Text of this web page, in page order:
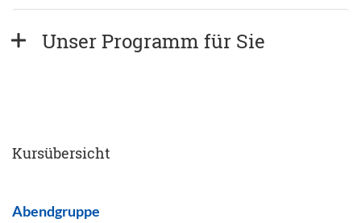
Unser Programm für Sie
Kursübersicht
Abendgruppe